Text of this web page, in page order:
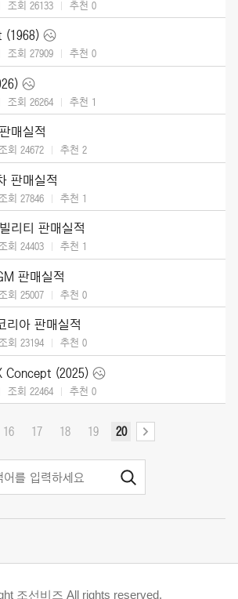
조회 26133 추천 0
(1968)
조회 27909 추천 0
조회 26264 추천 1
매실적
조회 24672 추천 2
판매실적
조회 27846 추천 1
리티 판매실적
조회 24403 추천 1
판매실적
조회 25007 추천 0
리아 판매실적
조회 23194 추천 0
Concept (2025)
조회 22464 추천 0
16 17 18 19 20
조선비즈 All rights reserved.